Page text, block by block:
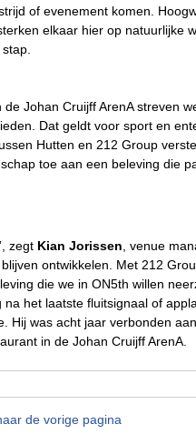
of evenement komen.
elkaar hier op natuurlijke
de Johan Cruijff ArenA streven
Dat geldt voor sport en
Hutten en 212 Group
toe aan een beleving die
zegt Kian Jorissen , venue
ontwikkelen. Met 212
die we in ON5th willen
het laatste fluitsignaal of
Hij was acht jaar verbonden
in de Johan Cruijff ArenA.
de vorige pagina